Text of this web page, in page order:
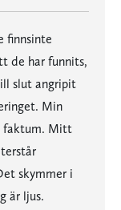
finnsinte
de har funnits,
slut angripit
Min
faktum. Mitt
skymmer i
är ljus.